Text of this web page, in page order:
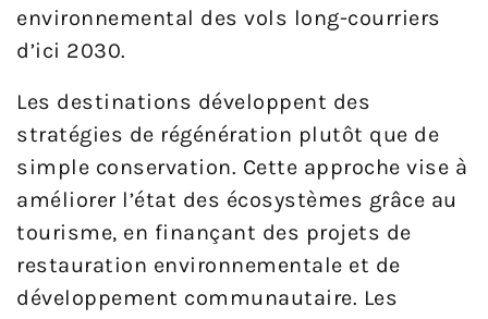
environnemental des vols long-courriers
d’ici 2030.
Les destinations développent des
stratégies de régénération plutôt que de
simple conservation. Cette approche vise à
améliorer l’état des écosystèmes grâce au
tourisme, en finançant des projets de
restauration environnementale et de
développement communautaire. Les